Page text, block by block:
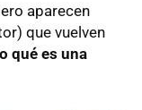
aparecen
que vuelven
qué es una